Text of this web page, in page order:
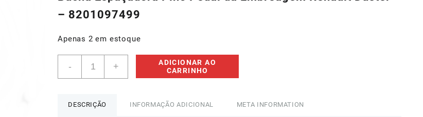
era:
R$130,00.
é:
– 8201097499
Apenas 2 em estoque
-
Pino
Pedal
Embreagem
+
ADICIONAR AO
CARRINHO
DESCRIÇÃO INFORMAÇÃO ADICIONAL META INFORMATION